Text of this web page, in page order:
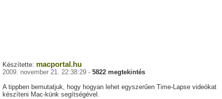
Készítette: macportal.hu
2009. november 21. 22:38:29 - 5822 megtekintés
A tippben bemutatjuk, hogy hogyan lehet egyszerűen Time-Lapse videókat
készíteni Mac-künk segítségével.